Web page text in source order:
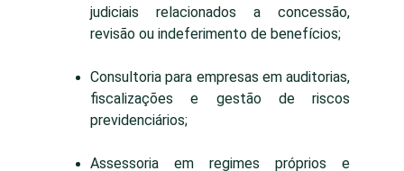
judiciais relacionados a concessão,
revisão ou indeferimento de benefícios;
Consultoria para empresas em auditorias,
fiscalizações e gestão de riscos
previdenciários;
Assessoria em regimes próprios e